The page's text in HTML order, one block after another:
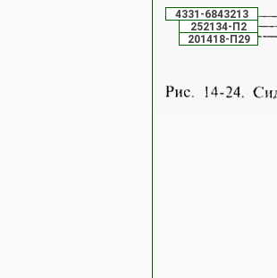
201418-П29
252134-П2
4331-6843213